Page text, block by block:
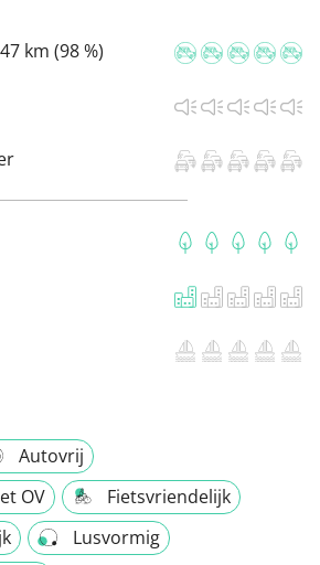
km (98 %)
Autovrij
OV
Fietsvriendelijk
Lusvormig